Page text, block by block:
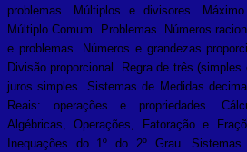
problemas. Múltiplos e divisores.
Múltiplo Comum. Problemas. Números
e problemas. Números e grandezas
Divisão proporcional. Regra de três
juros simples. Sistemas de Medidas
Reais: operações e propriedades.
Algébricas, Operações, Fatoração e
Inequações do 1º do 2º Grau.